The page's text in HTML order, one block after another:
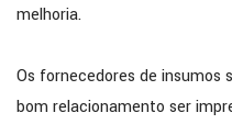
melhoria.
Os fornecedores de insumos
bom relacionamento ser